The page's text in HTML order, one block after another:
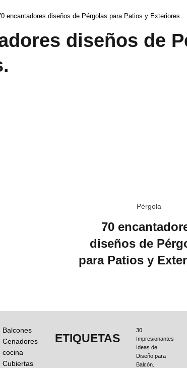
encantadores diseños de Pérgolas para Patios y Exteriores.
diseños de
Pérgola
70
diseños de
para Patios y
Balcones
Cenadores
cocina
Cubiertas
ETIQUETAS
30
Impresionantes
Ideas de
Diseño para
Balcón.